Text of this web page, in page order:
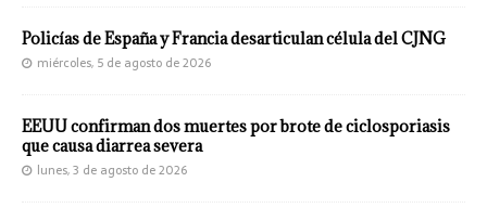
Policías de España y Francia desarticulan célula del CJNG
miércoles, 5 de agosto de 2026
EEUU confirman dos muertes por brote de ciclosporiasis
que causa diarrea severa
lunes, 3 de agosto de 2026